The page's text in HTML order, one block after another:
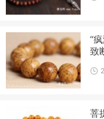
“
致
菩